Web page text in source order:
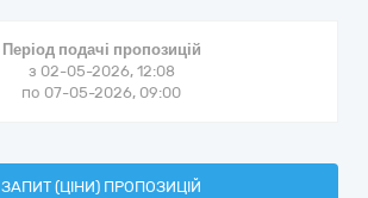
Період подачі пропозицій
з 02-05-2026, 12:08
по 07-05-2026, 09:00
ЗАПИТ (ЦІНИ) ПРОПОЗИЦІЙ